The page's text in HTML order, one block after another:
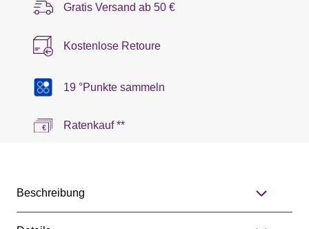
Gratis Versand ab 50 €
Kostenlose Retoure
19 °Punkte sammeln
Ratenkauf **
Beschreibung